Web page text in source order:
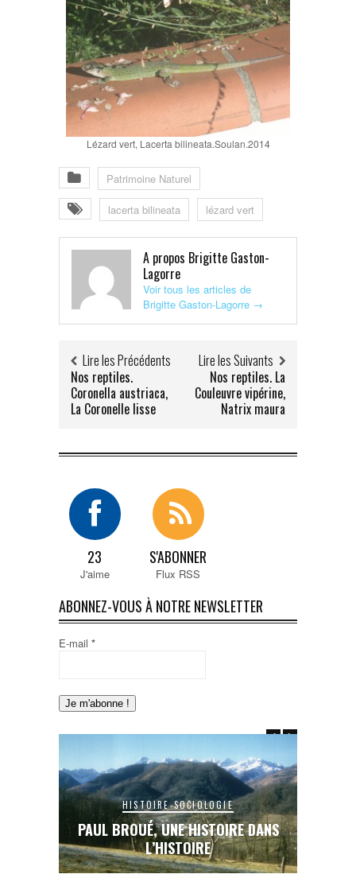
Lézard vert, Lacerta bilineata.Soulan.2014
Patrimoine Naturel
lacerta bilineata lézard vert
A propos Brigitte Gaston-
Lagorre
Voir tous les articles de
Brigitte Gaston-Lagorre →
Lire les Précédents
Nos reptiles.
Coronella austriaca,
La Coronelle lisse
Lire les Suivants
Nos reptiles. La
Couleuvre vipérine,
Natrix maura
23
J'aime
S'ABONNER
Flux RSS
ABONNEZ-VOUS À NOTRE NEWSLETTER
E-mail *
HISTOIRE-SOCIOLOGIE
PAUL BROUÉ, UNE HISTOIRE DANS
L’HISTOIRE